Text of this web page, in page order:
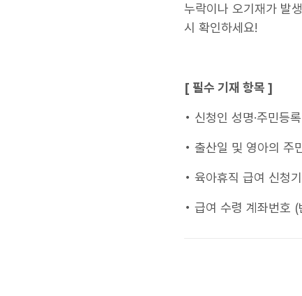
누락이나 오기재가 발
시 확인하세요!
[ 필수 기재 항목 ]
• 신청인 성명·주민등록
• 출산일 및 영아의 주
• 육아휴직 급여 신청
• 급여 수령 계좌번호